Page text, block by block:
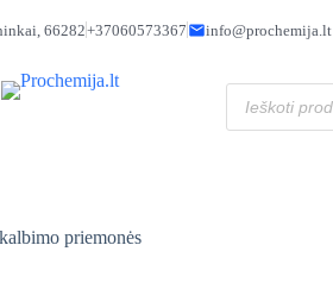
66282+37060573367 info@prochemija.lt
Produktų
paieška
priemonės